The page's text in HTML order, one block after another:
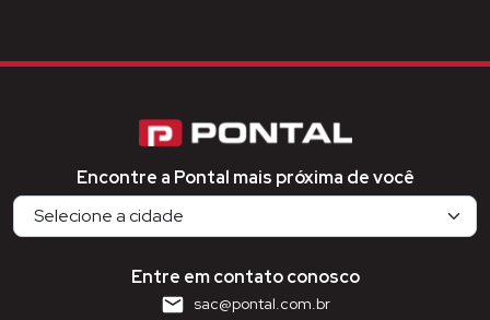
Encontre a Pontal mais próxima de você
Entre em contato conosco
sac@pontal.com.br